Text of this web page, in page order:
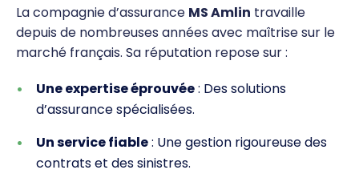
La compagnie d’assurance MS Amlin travaille
depuis de nombreuses années avec maîtrise sur le
marché français. Sa réputation repose sur :
Une expertise éprouvée: Des solutions
d’assurance spécialisées.
Un service fiable: Une gestion rigoureuse des
contrats et des sinistres.